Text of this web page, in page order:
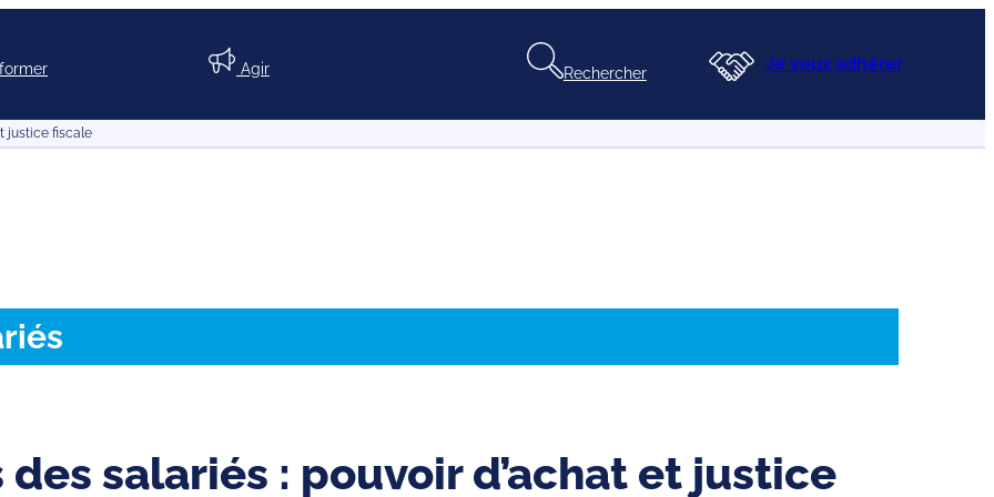
Agir Rechercher Je veux adhérer
justice fiscale
salariés : pouvoir d’achat et justice